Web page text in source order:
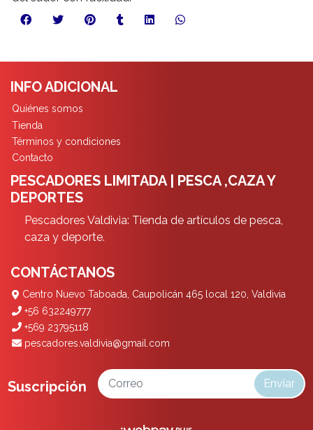
INFO ADICIONAL
Quiénes somos
Tienda
Términos y condiciones
Contacto
PESCADORES LIMITADA | PESCA ,CAZA Y
DEPORTES
Pescadores Valdivia: Tienda de artículos de pesca,
caza y deporte.
CONTÁCTANOS
Centro Nuevo Taboada, Caupolicán 465 local 120, Valdivia
+56 632249777
+569 23795118
pescadores.valdivia@gmail.com
Suscripción Enviar